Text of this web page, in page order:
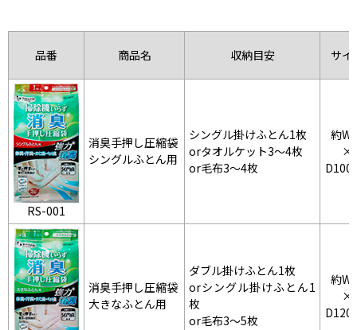
品番 商品名 収納目安 サイ
RS-001
消臭手押し圧縮袋
シングルふとん用
シングル掛けふとん1枚
orタオルケット3～4枚
or毛布3～4枚
約
×
消臭手押し圧縮袋
大きなふとん用
ダブル掛けふとん1枚
orシングル掛けふとん1
枚
or毛布3～5枚
約
×